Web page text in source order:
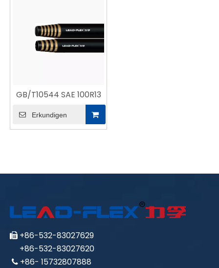
GB/T10544 SAE 100R13
Erkundigen
 +86-532-83027629
+86-532-83027620
 +86- 15732807888